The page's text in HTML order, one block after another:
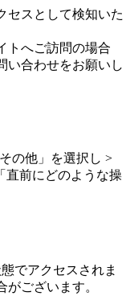
セスとして検知いた
トへご訪問の場合
い合わせをお願いし
の他」を選択し >
直前にどのような操
でアクセスされま
ございます。